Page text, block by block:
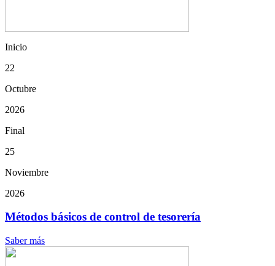
Inicio
22
Octubre
2026
Final
25
Noviembre
2026
Métodos básicos de control de tesorería
Saber más